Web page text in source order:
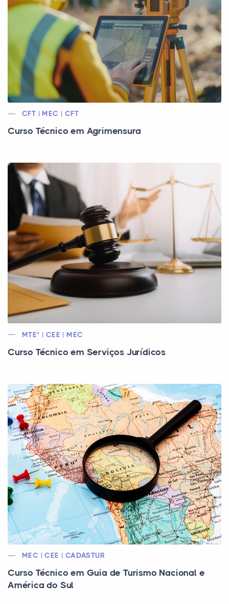
CFT | MEC | CFT
Curso Técnico em Agrimensura
MTE* | CEE | MEC
Curso Técnico em Serviços Jurídicos
MEC | CEE | CADASTUR
Curso Técnico em Guia de Turismo Nacional e
América do Sul